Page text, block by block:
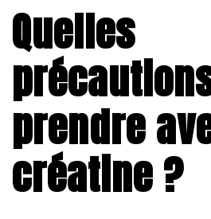
Quelles
prendre
créatine ?